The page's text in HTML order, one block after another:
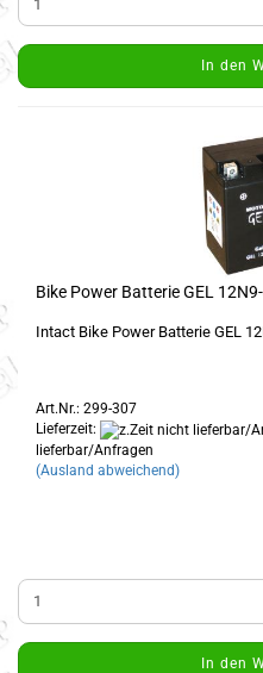
In den
Bike Power Batterie GEL
Intact Bike Power Batterie GEL
Art.Nr.: 299-307
Lieferzeit:
lieferbar/Anfragen
(Ausland abweichend)
In den